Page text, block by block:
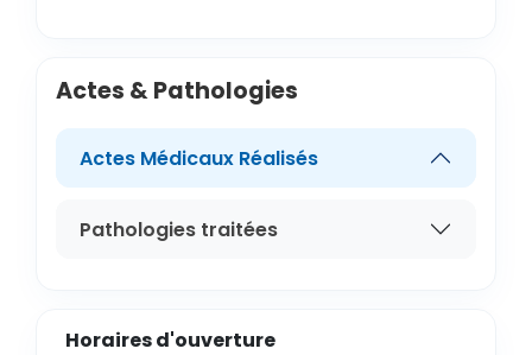
Actes & Pathologies
Actes Médicaux Réalisés
Pathologies traitées
Horaires d'ouverture